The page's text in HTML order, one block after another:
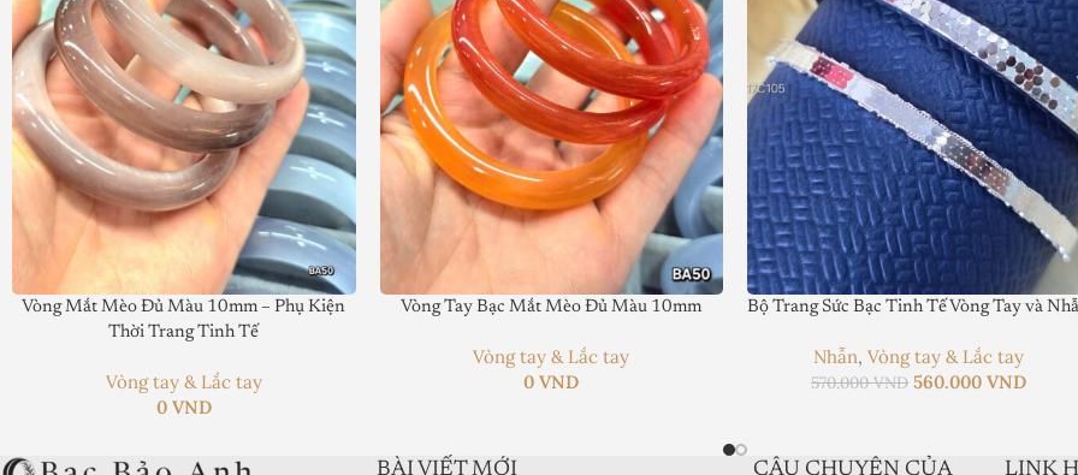
Product In-Stock:
Xếp hạng của biên tập viên:
5
Vòng Mắt Mèo Đủ Màu 10mm – Phụ Kiện
Thời Trang Tinh Tế
Vòng tay & Lắc tay
0 VND
Vòng Tay Bạc Mắt Mèo Đủ Màu 10mm
Vòng tay & Lắc tay
0VND
Bộ Trang Sức Bạc Tinh Tế Vòng Tay và
Nhẫn,Vòng tay & Lắc tay
570.000VND 560.000VND
BÀI VIẾT MỚI CÂU CHUYỆN CỦA LINK